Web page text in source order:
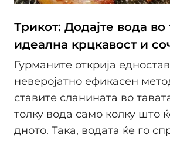
Трикот: Додајте вода во
идеална крцкавост и
Гурманите открија
неверојатно ефикасен
ставите сланината во
толку вода само колку што
дното. Така, водата ќе го